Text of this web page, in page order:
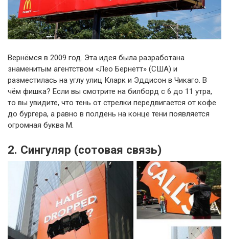
Вернёмся в 2009 год. Эта идея была разработана
знаменитым агентством «Лео Бернетт» (США) и
разместилась на углу улиц Кларк и Эддисон в Чикаго. В
чём фишка? Если вы смотрите на билборд с 6 до 11 утра,
то вы увидите, что тень от стрелки передвигается от кофе
до бургера, а равно в полдень на конце тени появляется
огромная буква М.
2. Сингуляр (сотовая связь)